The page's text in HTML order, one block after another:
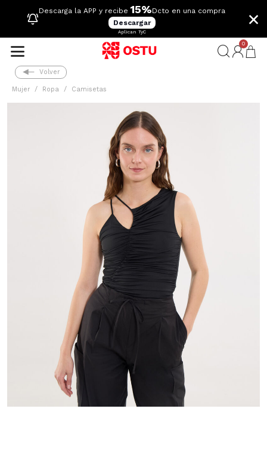
Descarga la APP y recibe 15%Dcto en una compra
Descargar
Aplican TyC
×
0
Volver
Mujer Ropa Camisetas